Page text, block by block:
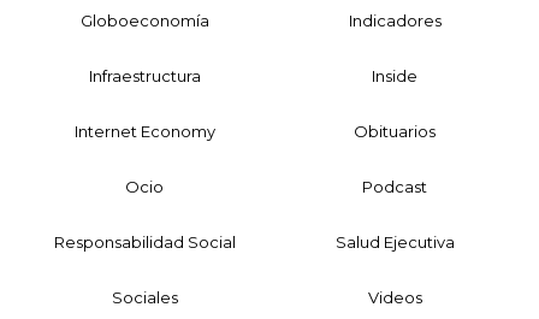
Globoeconomía Indicadores
Infraestructura Inside
Internet Economy Obituarios
Ocio Podcast
Responsabilidad Social Salud Ejecutiva
Sociales Videos